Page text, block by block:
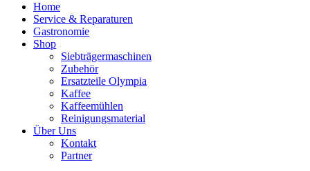
Home
Service & Reparaturen
Gastronomie
Shop
Siebträgermaschinen
Zubehör
Ersatzteile Olympia
Kaffee
Kaffeemühlen
Reinigungsmaterial
Über Uns
Kontakt
Partner